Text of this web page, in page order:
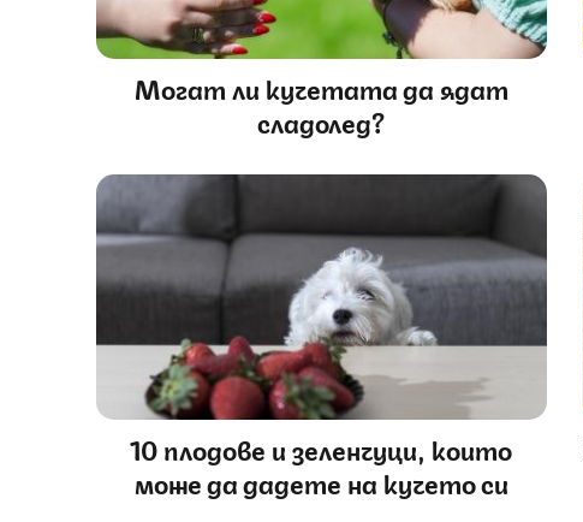
Могат ли кучетата да ядат
сладолед?
10 плодове и зеленчуци, които
може да дадете на кучето си